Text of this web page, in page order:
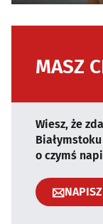
MASZ
Wiesz, że
o czymś